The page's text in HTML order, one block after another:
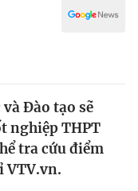
Đào tạo sẽ
nghiệp THPT
tra cứu điểm
VTV.vn.